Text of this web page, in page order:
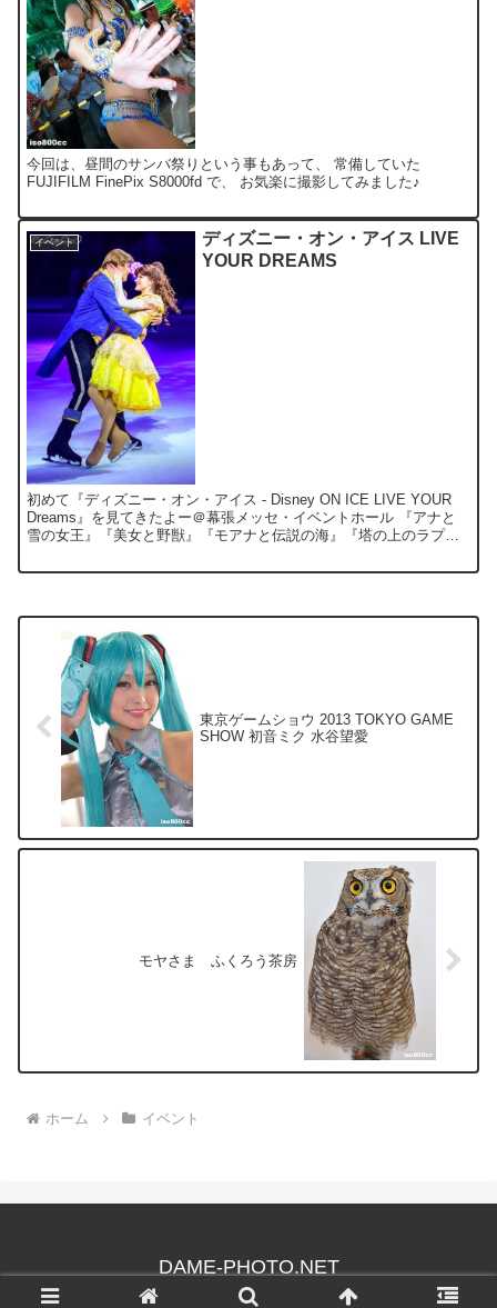
今回は、昼間のサンバ祭りという事もあって、 常備していた
FUJIFILM FinePix S8000fd で、 お気楽に撮影してみました♪
イベント
ディズニー・オン・アイス LIVE
YOUR DREAMS
初めて『ディズニー・オン・アイス - Disney ON ICE LIVE YOUR
Dreams』を見てきたよー＠幕張メッセ・イベントホール 『アナと
雪の女王』『美女と野獣』『モアナと伝説の海』『塔の上のラプン
東京ゲームショウ 2013 TOKYO GAME
SHOW 初音ミク 水谷望愛
モヤさま ふくろう茶房
ホーム イベント
DAME-PHOTO.NET
© 2003 DAME-PHOTO.NET.